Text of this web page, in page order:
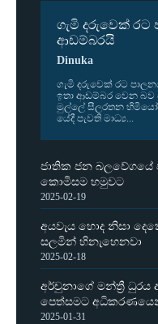
ගැමි දරුවෙක් රට
ආඩම්බරයි
Dinuka
ගැමි දරු­වෙක් රට
ඉතා ආඩ­ම්බර වෙන
මුල්ලේ සීල­ර­තන හිමියෝ
යේදී පැවති මාධ්‍ය...
ජාතික ජන බලවේගයේ
කොමිසම හමුවට
2025-02-19
අයවැය හොද නිසා
සලමින් හිනැහෙනවා
2025-02-18
අර්චුනාගේ මන්ත්‍රී
පෙත්සමට
2025-01-31